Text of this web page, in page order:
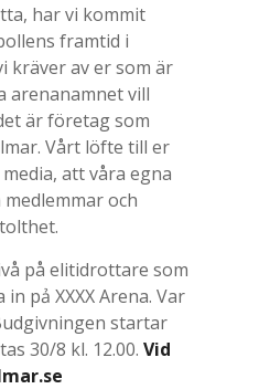
har vi kommit
framtid i
kräver av er som är
arenanamnet vill
är företag som
Vårt löfte till er
att våra egna
och
på elitidrottare som
pả XXXX Arena. Var
startar
30/8 kl. 12.00. Vid